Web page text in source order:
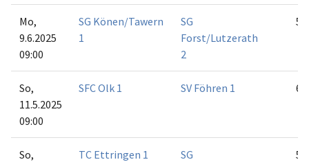
Mo,
9.6.2025
09:00
SG Könen/Tawern
1
SG
Forst/Lutzerath
2
5:1
So,
11.5.2025
09:00
SFC Olk 1 SV Föhren 1 6:0
So,
TC Ettringen 1
SG
5:1